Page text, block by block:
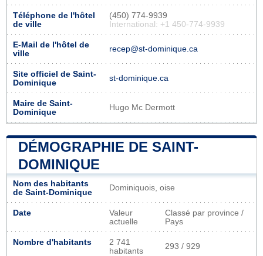
Téléphone de l'hôtel
de ville
(450) 774-9939
International: +1 450-774-9939
E-Mail de l'hôtel de
ville
recep@st-dominique.ca
Site officiel de Saint-
Dominique
st-dominique.ca
Maire de Saint-
Dominique
Hugo Mc Dermott
DÉMOGRAPHIE DE SAINT-
DOMINIQUE
Nom des habitants
de Saint-Dominique
Dominiquois, oise
Date
Valeur
actuelle
Classé par province /
Pays
Nombre d'habitants
2 741
habitants
293 / 929